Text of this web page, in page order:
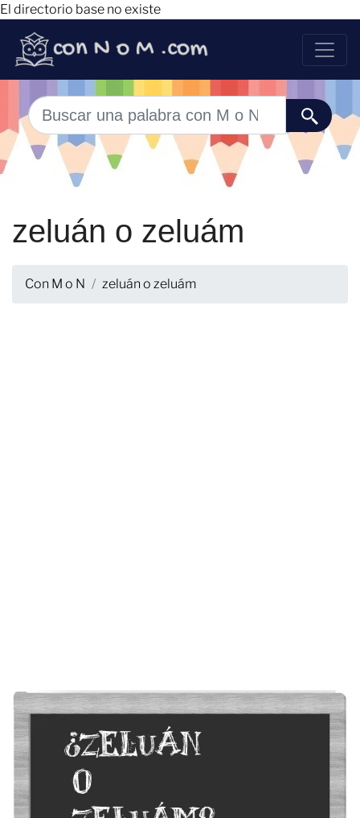
El directorio base no existe
zeluán o zeluám
Con M o N zeluán o zeluám